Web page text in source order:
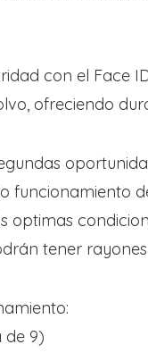
con el Face
ofreciendo
funcionamiento
optimas
tener
de 9)